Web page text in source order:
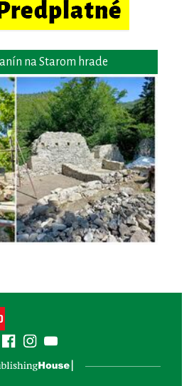
na Starom hrade